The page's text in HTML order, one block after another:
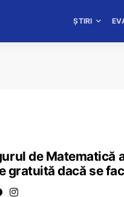
ȘTIRI
de Matematică
gratuită dacă se